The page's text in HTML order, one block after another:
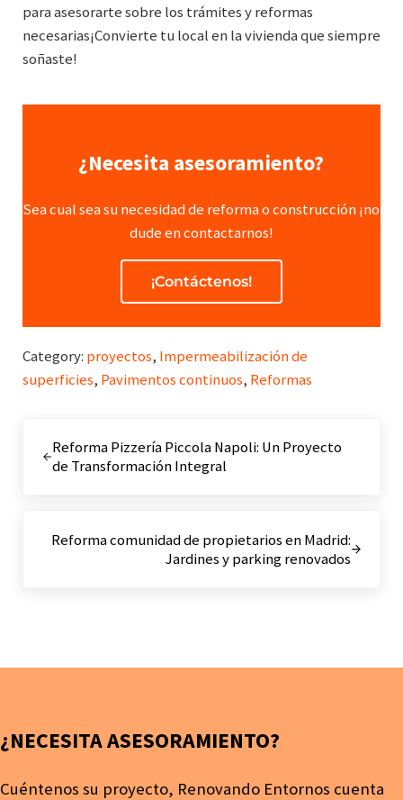
para asesorarte sobre los trámites y reformas
necesarias¡Convierte tu local en la vivienda que siempre
soñaste!
¿Necesita asesoramiento?
Sea cual sea su necesidad de reforma o construcción ¡no
dude en contactarnos!
¡Contáctenos!
Category: proyectos, Impermeabilización de
superficies, Pavimentos continuos, Reformas
Reforma Pizzería Piccola Napoli: Un Proyecto
de Transformación Integral
Reforma comunidad de propietarios en Madrid:
Jardines y parking renovados
¿NECESITA ASESORAMIENTO?
Cuéntenos su proyecto, Renovando Entornos cuenta